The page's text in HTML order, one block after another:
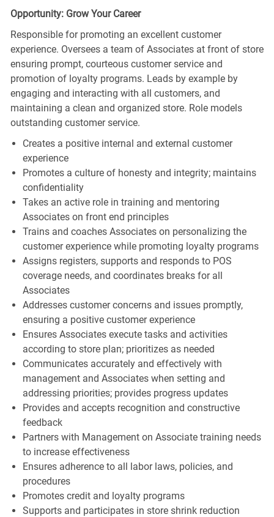
Opportunity: Grow Your Career
Responsible for promoting an excellent customer
experience. Oversees a team of Associates at front of store
ensuring prompt, courteous customer service and
promotion of loyalty programs. Leads by example by
engaging and interacting with all customers, and
maintaining a clean and organized store. Role models
outstanding customer service.
Creates a positive internal and external customer
experience
Promotes a culture of honesty and integrity; maintains
confidentiality
Takes an active role in training and mentoring
Associates on front end principles
Trains and coaches Associates on personalizing the
customer experience while promoting loyalty programs
Assigns registers, supports and responds to POS
coverage needs, and coordinates breaks for all
Associates
Addresses customer concerns and issues promptly,
ensuring a positive customer experience
Ensures Associates execute tasks and activities
according to store plan; prioritizes as needed
Communicates accurately and effectively with
management and Associates when setting and
addressing priorities; provides progress updates
Provides and accepts recognition and constructive
feedback
Partners with Management on Associate training needs
to increase effectiveness
Ensures adherence to all labor laws, policies, and
procedures
Promotes credit and loyalty programs
Supports and participates in store shrink reduction